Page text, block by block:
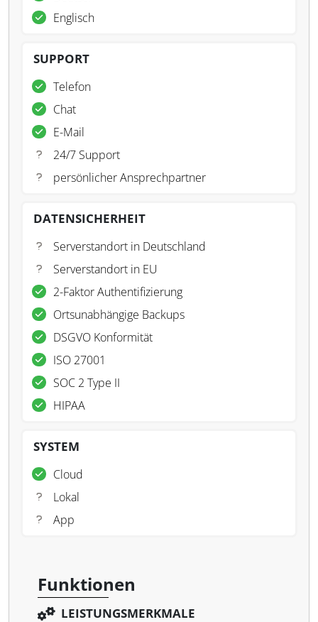
Englisch
SUPPORT
Telefon
Chat
E-Mail
24/7 Support
persönlicher Ansprechpartner
DATENSICHERHEIT
Serverstandort in Deutschland
Serverstandort in EU
2-Faktor Authentifizierung
Ortsunabhängige Backups
DSGVO Konformität
ISO 27001
SOC 2 Type II
HIPAA
SYSTEM
Cloud
Lokal
App
Funktionen
LEISTUNGSMERKMALE